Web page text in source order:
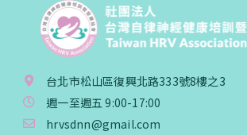
台北市松山區復興北路333號8樓之3
週一至週五 9:00-17:00
hrvsdnn@gmail.com